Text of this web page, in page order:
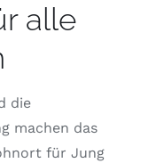
alle
die
machen das
für Jung